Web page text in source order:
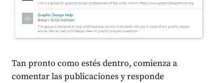
Tan pronto como estés dentro, comienza a
comentar las publicaciones y responde